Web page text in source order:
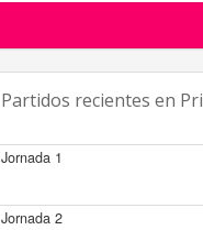
Partidos recientes en
Jornada 1
Jornada 2